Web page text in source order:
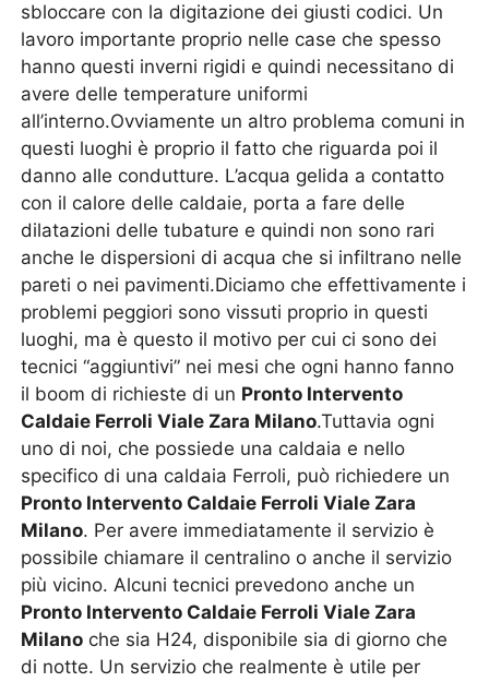
sbloccare con la digitazione dei giusti codici. Un
lavoro importante proprio nelle case che spesso
hanno questi inverni rigidi e quindi necessitano di
avere delle temperature uniformi
all’interno.Ovviamente un altro problema comuni in
questi luoghi è proprio il fatto che riguarda poi il
danno alle condutture. L’acqua gelida a contatto
con il calore delle caldaie, porta a fare delle
dilatazioni delle tubature e quindi non sono rari
anche le dispersioni di acqua che si infiltrano nelle
pareti o nei pavimenti.Diciamo che effettivamente i
problemi peggiori sono vissuti proprio in questi
luoghi, ma è questo il motivo per cui ci sono dei
tecnici “aggiuntivi” nei mesi che ogni hanno fanno
il boom di richieste di un Pronto Intervento
Caldaie Ferroli Viale Zara Milano.Tuttavia ogni
uno di noi, che possiede una caldaia e nello
specifico di una caldaia Ferroli, può richiedere un
Pronto Intervento Caldaie Ferroli Viale Zara
Milano. Per avere immediatamente il servizio è
possibile chiamare il centralino o anche il servizio
più vicino. Alcuni tecnici prevedono anche un
Pronto Intervento Caldaie Ferroli Viale Zara
Milano che sia H24, disponibile sia di giorno che
di notte. Un servizio che realmente è utile per